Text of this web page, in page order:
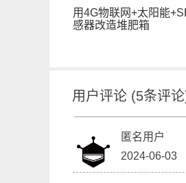
用4G物联网+太阳能
感器改造堆肥箱
用户评论 (5条评
匿名用户
2024-06-03